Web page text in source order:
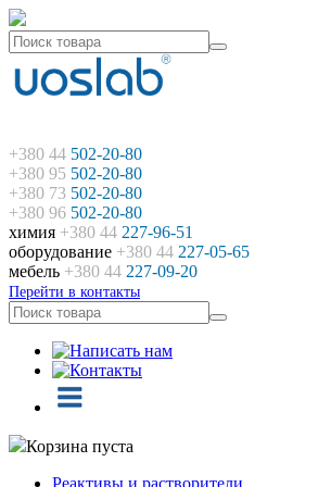
+380 44 502-20-80
+380 95 502-20-80
+380 73 502-20-80
+380 96 502-20-80
химия +380 44 227-96-51
оборудование +380 44 227-05-65
мебель +380 44 227-09-20
Перейти в контакты
Корзина пуста
Реактивы и растворители